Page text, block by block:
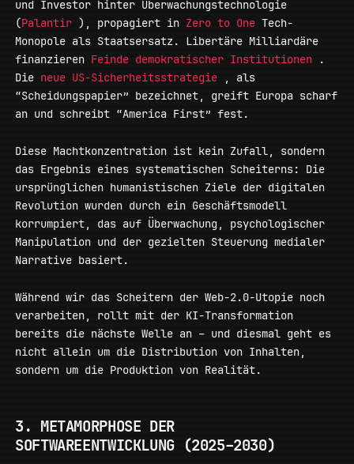
und Investor hinter Überwachungstechnologie
(Palantir ), propagiert in Zero to One Tech-
Monopole als Staatsersatz. Libertäre Milliardäre
finanzieren Feinde demokratischer Institutionen .
Die neue US-Sicherheitsstrategie , als
“Scheidungspapier” bezeichnet, greift Europa scharf
an und schreibt “America First” fest.
Diese Machtkonzentration ist kein Zufall, sondern
das Ergebnis eines systematischen Scheiterns: Die
ursprünglichen humanistischen Ziele der digitalen
Revolution wurden durch ein Geschäftsmodell
korrumpiert, das auf Überwachung, psychologischer
Manipulation und der gezielten Steuerung medialer
Narrative basiert.
Während wir das Scheitern der Web-2.0-Utopie noch
verarbeiten, rollt mit der KI-Transformation
bereits die nächste Welle an – und diesmal geht es
nicht allein um die Distribution von Inhalten,
sondern um die Produktion von Realität.
3. METAMORPHOSE DER
SOFTWAREENTWICKLUNG (2025–2030)